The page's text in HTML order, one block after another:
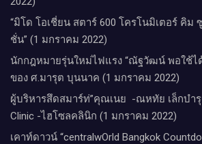
“มิโด โอเชี่ยน สตาร์ 600 โครโนมิเตอร์ คิม
ชั่น” (1 มกราคม 2022)
นักกฎหมายรุ่นใหม่ไฟแรง “ณัฐวัฒน์ พอใช้ไ
ของ ศ.มารุต บุนนาค (1 มกราคม 2022)
ผู้บริหารสึดสมาร์ท่”คุณเนย -ณหทัย เล็กบำรุ
Clinic -ไฮโซลคลินิก (1 มกราคม 2022)
เคาท์ดาวน์​ “centralwOrld Bangkok